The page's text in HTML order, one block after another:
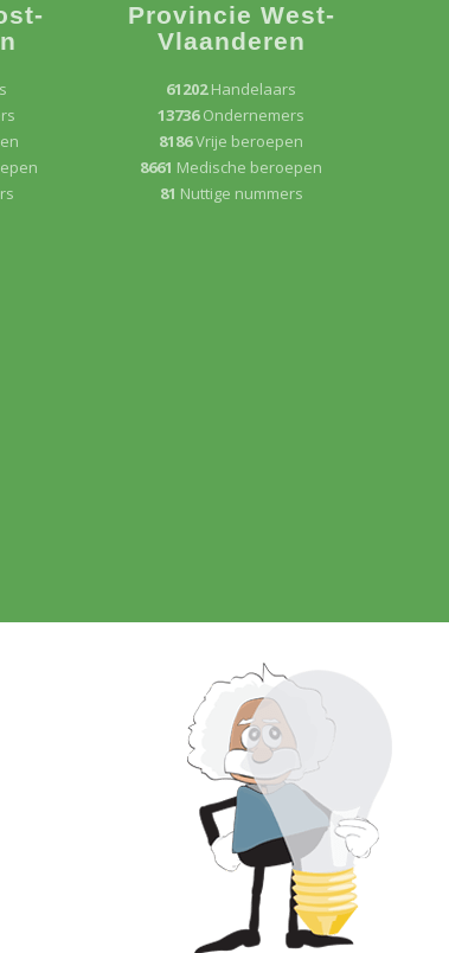
Provincie West-
Vlaanderen
61202Handelaars
13736Ondernemers
8186Vrije beroepen
8661 Medische beroepen
81 Nuttige nummers